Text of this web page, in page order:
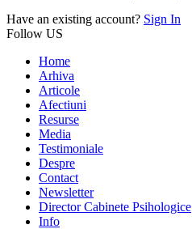
Have an existing account? Sign In
Follow US
Home
Arhiva
Articole
Afectiuni
Resurse
Media
Testimoniale
Despre
Contact
Newsletter
Director Cabinete Psihologice
Info